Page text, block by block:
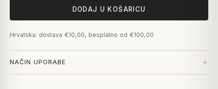
DODAJ U KOŠARICU
Hrvatska: dostava €10,00, besplatno od €100,00
NAČIN UPORABE